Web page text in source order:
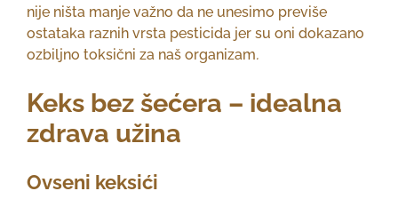
nije ništa manje važno da ne unesimo previše
ostataka raznih vrsta pesticida jer su oni dokazano
ozbiljno toksični za naš organizam.
Keks bez šećera – idealna
zdrava užina
Ovseni keksići